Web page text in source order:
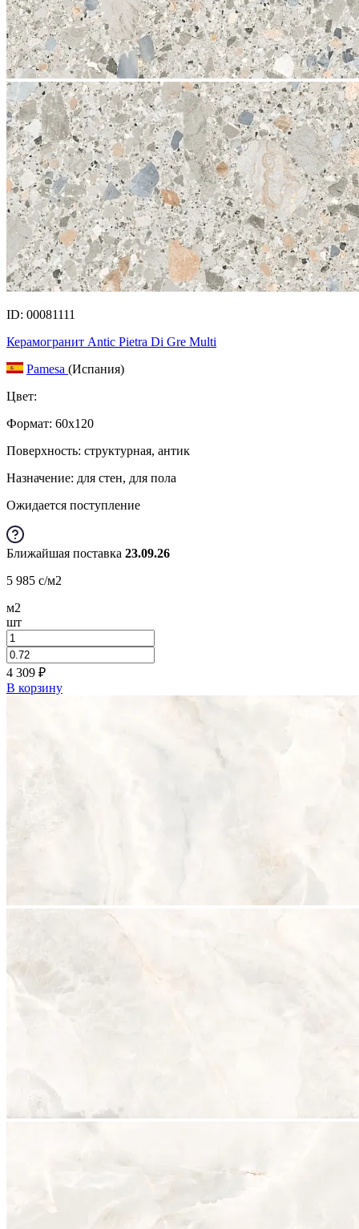
ID: 00081111
Керамогранит Antic Pietra Di Gre Multi
Pamesa (Испания)
Цвет:
Формат: 60x120
Поверхность: структурная, антик
Назначение: для стен, для пола
Ожидается поступление
Ближайшая поставка 23.09.26
5 985 c/м2
м2
шт
4 309 ₽
В корзину